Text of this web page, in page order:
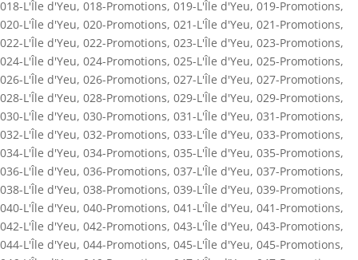
018-L'Île d'Yeu, 018-Promotions, 019-L'Île d'Yeu, 019-Promotions,
020-L'Île d'Yeu, 020-Promotions, 021-L'Île d'Yeu, 021-Promotions,
022-L'Île d'Yeu, 022-Promotions, 023-L'Île d'Yeu, 023-Promotions,
024-L'Île d'Yeu, 024-Promotions, 025-L'Île d'Yeu, 025-Promotions,
026-L'Île d'Yeu, 026-Promotions, 027-L'Île d'Yeu, 027-Promotions,
028-L'Île d'Yeu, 028-Promotions, 029-L'Île d'Yeu, 029-Promotions,
030-L'Île d'Yeu, 030-Promotions, 031-L'Île d'Yeu, 031-Promotions,
032-L'Île d'Yeu, 032-Promotions, 033-L'Île d'Yeu, 033-Promotions,
034-L'Île d'Yeu, 034-Promotions, 035-L'Île d'Yeu, 035-Promotions,
036-L'Île d'Yeu, 036-Promotions, 037-L'Île d'Yeu, 037-Promotions,
038-L'Île d'Yeu, 038-Promotions, 039-L'Île d'Yeu, 039-Promotions,
040-L'Île d'Yeu, 040-Promotions, 041-L'Île d'Yeu, 041-Promotions,
042-L'Île d'Yeu, 042-Promotions, 043-L'Île d'Yeu, 043-Promotions,
044-L'Île d'Yeu, 044-Promotions, 045-L'Île d'Yeu, 045-Promotions,